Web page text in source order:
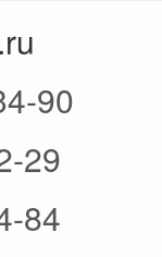
90
29
84